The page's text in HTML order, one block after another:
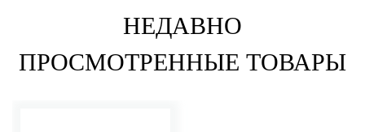
НЕДАВНО
ПРОСМОТРЕННЫЕ ТОВАРЫ